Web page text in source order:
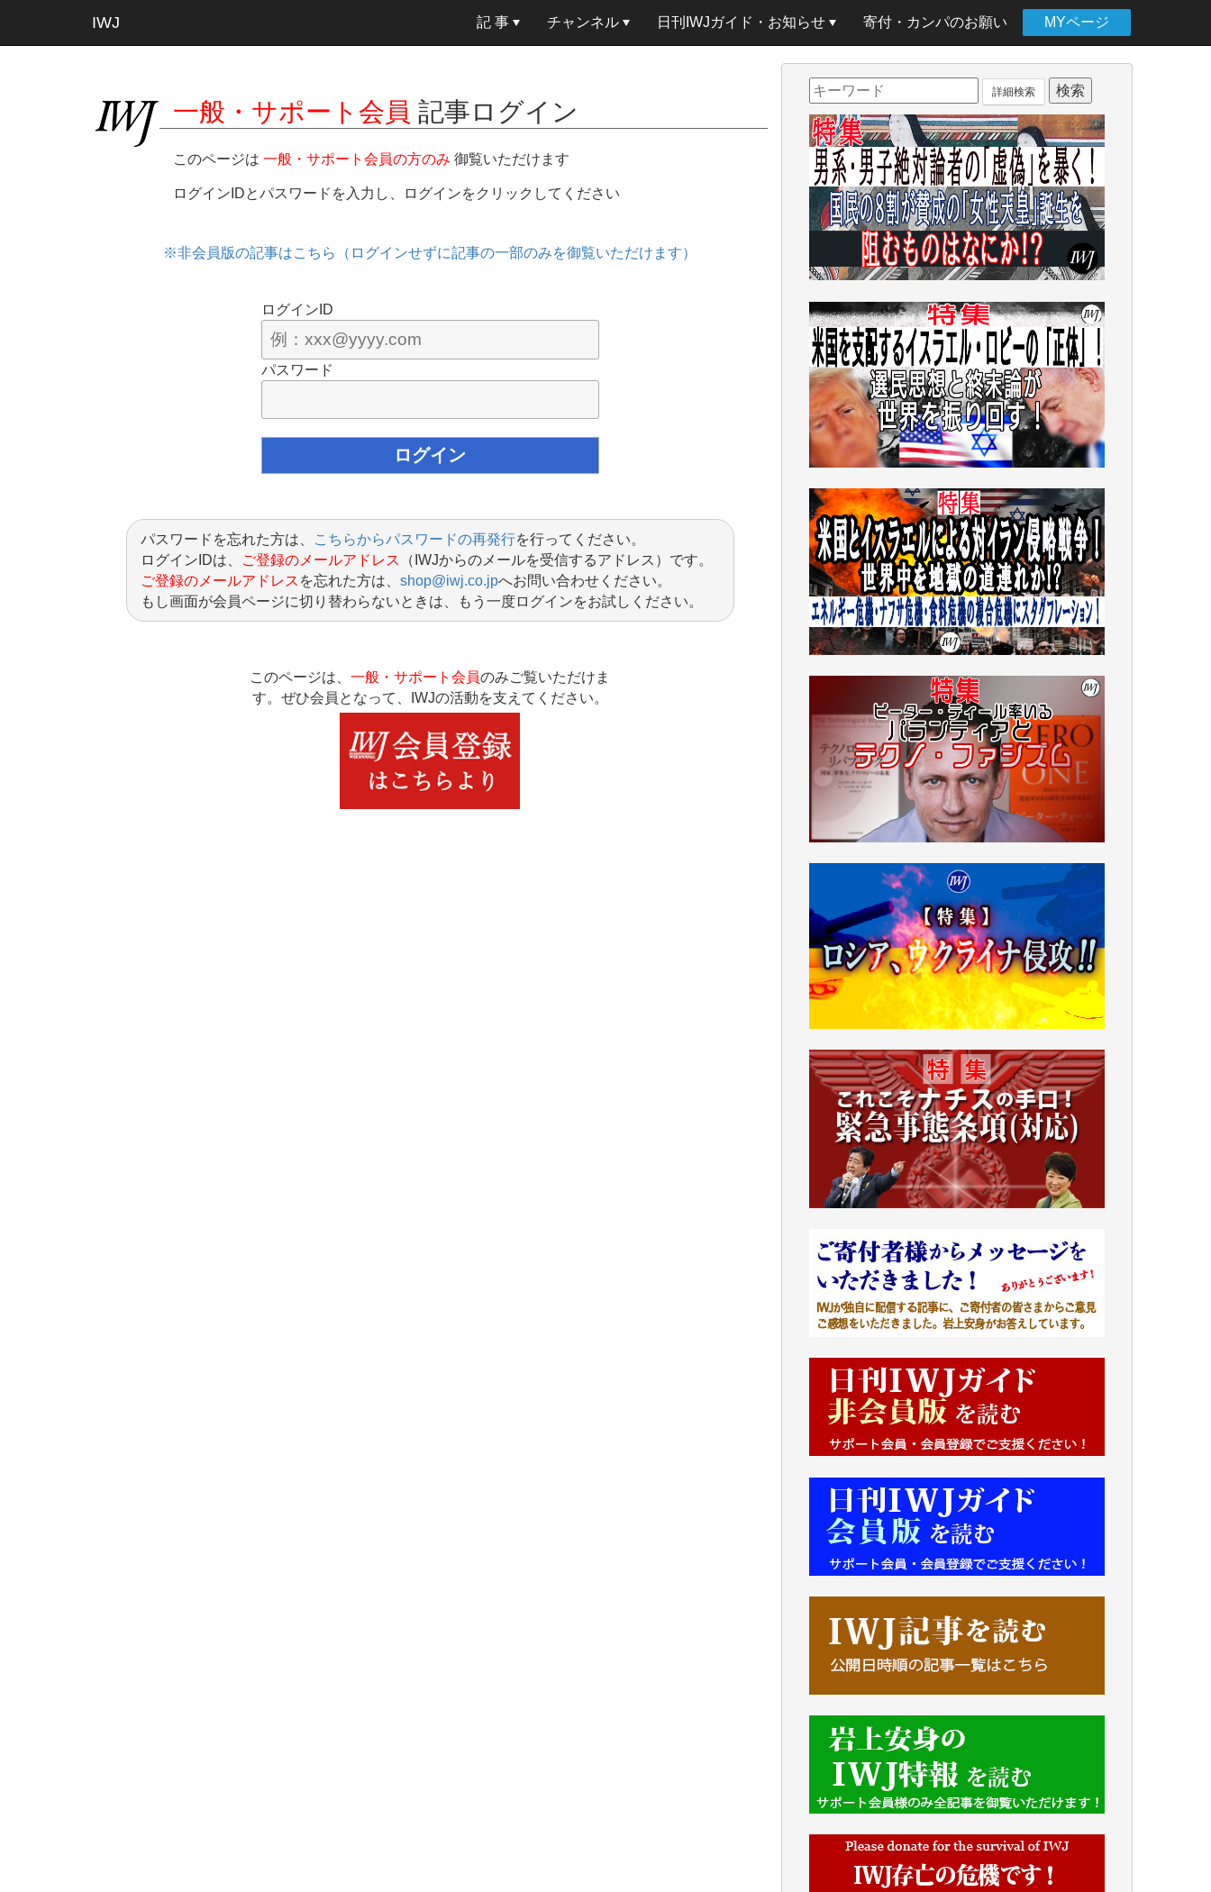
IWJ 記 事 チャンネル 日刊IWJガイド・お知らせ 寄付・カンパのお願い MYページ
一般・サポート会員 記事ログイン
このページは 一般・サポート会員の方のみ 御覧いただけます
ログインIDとパスワードを入力し、ログインをクリックしてください
※非会員版の記事はこちら（ログインせずに記事の一部のみを御覧いただけます）
ログインID
パスワード
パスワードを忘れた方は、 こちらからパスワードの再発行を行ってください。
ログインIDは、
ご登録のメールアドレス （IWJからのメールを受信するアドレス）です。
ご登録のメールアドレス を忘れた方は、 shop@iwj.co.jpへお問い合わせください。
もし画面が会員ページに切り替わらないときは、もう一度ログインをお試しください。
このページは、 一般・サポート会員のみご覧いただけま
す。ぜひ会員となって、IWJの活動を支えてください。
詳細検索
■■■■■■